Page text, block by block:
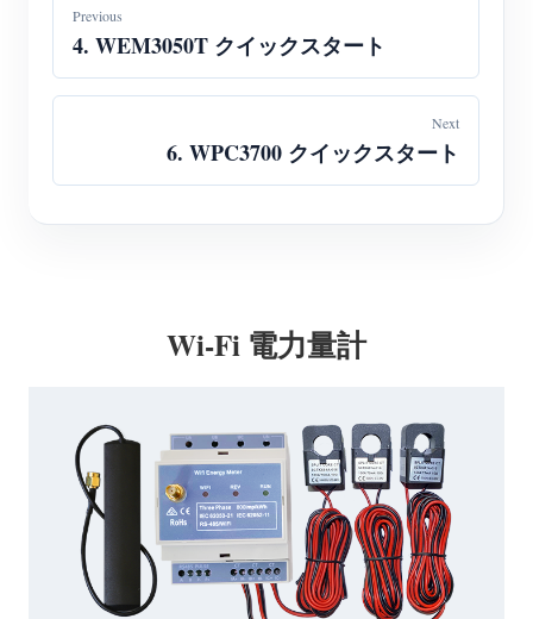
Previous
4. WEM3050T クイックスタート
Next
6. WPC3700 クイックスタート
Wi-Fi 電力量計